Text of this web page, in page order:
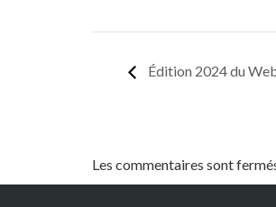
Édition 2024 du
Les commentaires sont